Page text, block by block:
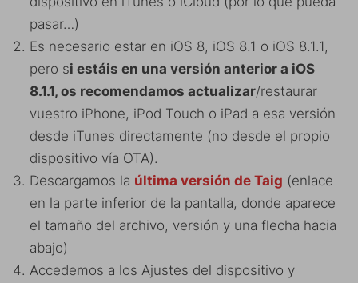
pasar…)
Es necesario estar en iOS 8, iOS 8.1 o iOS 8.1.1,
pero si estáis en una versión anterior a iOS
8.1.1, os recomendamos actualizar/restaurar
vuestro iPhone, iPod Touch o iPad a esa versión
desde iTunes directamente (no desde el propio
dispositivo vía OTA).
Descargamos la última versión de Taig (enlace
en la parte inferior de la pantalla, donde aparece
el tamaño del archivo, versión y una flecha hacia
abajo)
Accedemos a los Ajustes del dispositivo y